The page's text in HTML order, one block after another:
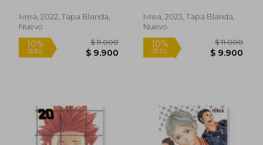
Ivrea, 2022, Tapa Blanda,
Nuevo
Ivrea, 2023, Tapa Blanda,
Nuevo